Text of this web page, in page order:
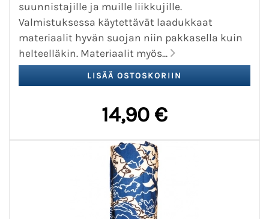
suunnistajille ja muille liikkujille.
Valmistuksessa käytettävät laadukkaat
materiaalit hyvän suojan niin pakkasella kuin
helteelläkin. Materiaalit myös...
14,90 €